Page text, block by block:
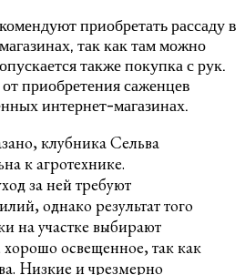
приобретать рассаду в
так как там можно
также покупка с рук.
приобретения саженцев
интернет-магазинах.
клубника Сельва
к агротехнике.
за ней требуют
однако результат того
на участке выбирают
хорошо освещенное, так как
Низкие и чрезмерно